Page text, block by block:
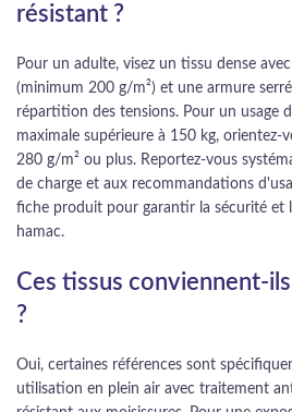
résistant ?
Pour un adulte, visez un tissu dense
(minimum 200 g/m²) et une armure
répartition des tensions. Pour un usage
maximale supérieure à 150 kg, orientez-
280 g/m² ou plus. Reportez-vous
de charge et aux recommandations
fiche produit pour garantir la sécurité et
hamac.
Ces tissus conviennent-
?
Oui, certaines références sont
utilisation en plein air avec traitement